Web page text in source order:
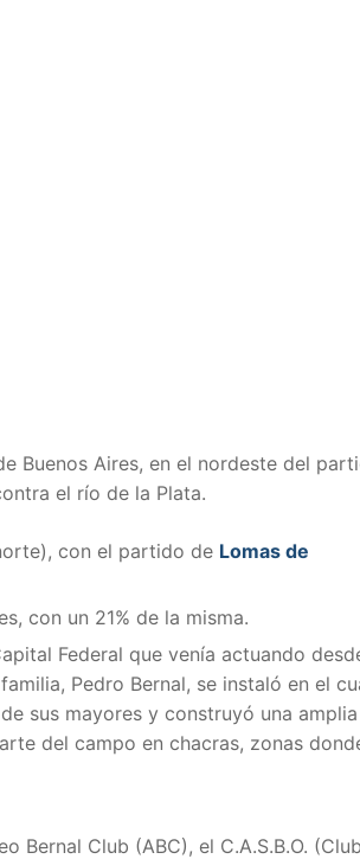
Buenos Aires, en el nordeste del
el río de la Plata.
con el partido de Lomas de
con un 21% de la misma.
Federal que venía actuando
Pedro Bernal, se instaló en el
sus mayores y construyó una amplia
del campo en chacras, zonas
Bernal Club (ABC), el C.A.S.B.O. (Club